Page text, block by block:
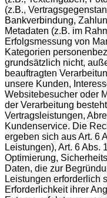
(z.B.,
Bankverbindung,
Metadaten (z.B. im
Erfolgsmessung von
Kategorien
grundsätzlich nicht,
beauftragten
unsere Kunden,
Websitebesucher oder
der Verarbeitung
Vertragsleistungen,
Kundenservice. Die
ergeben sich aus Art. 6
Leistungen), Art. 6 Abs.
Optimierung,
Daten, die zur
Leistungen erforderlich
Erforderlichkeit ihrer